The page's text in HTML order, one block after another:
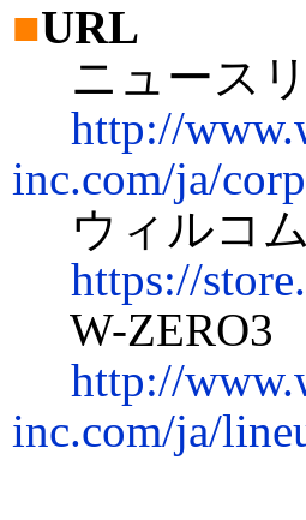
■URL
ニュース
http://
inc.com/ja/
ウィルコ
https://
W-ZERO3
http://
inc.com/ja/